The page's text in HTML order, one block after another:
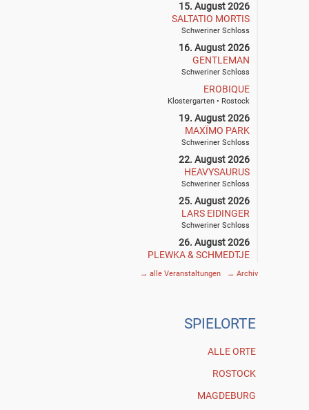
15. August 2026
SALTATIO MORTIS
Schweriner Schloss
16. August 2026
GENTLEMAN
Schweriner Schloss
EROBIQUE
Klostergarten • Rostock
19. August 2026
MAXÏMO PARK
Schweriner Schloss
22. August 2026
HEAVYSAURUS
Schweriner Schloss
25. August 2026
LARS EIDINGER
Schweriner Schloss
26. August 2026
PLEWKA & SCHMEDTJE
29. August 2026
Schweriner Schloss
GOGOL BORDELLO
Schweriner Schloss
→ alle Veranstaltungen → Archiv
SPIELORTE
ALLE ORTE
ROSTOCK
MAGDEBURG